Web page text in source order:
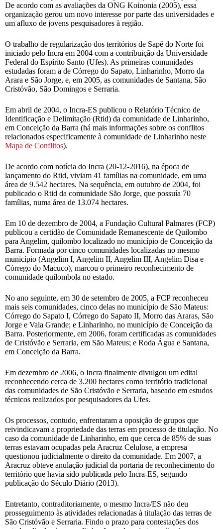
De acordo com as avaliações da ONG Koinonia (2005), essa
organização gerou um novo interesse por parte das universidades e
um afluxo de jovens pesquisadores à região.
O trabalho de regularização dos territórios de Sapê do Norte foi
iniciado pelo Incra em 2004 com a contribuição da Universidade
Federal do Espírito Santo (Ufes). As primeiras comunidades
estudadas foram a de Córrego do Sapato, Linharinho, Morro da
Arara e São Jorge, e, em 2005, as comunidades de Santana, São
Cristóvão, São Domingos e Serraria.
Em abril de 2004, o Incra-ES publicou o Relatório Técnico de
Identificação e Delimitação (Rtid) da comunidade de Linharinho,
em Conceição da Barra (há mais informações sobre os conflitos
relacionados especificamente à comunidade de Linharinho neste
Mapa de Conflitos).
De acordo com notícia do Incra (20-12-2016), na época de
lançamento do Rtid, viviam 41 famílias na comunidade, em uma
área de 9.542 hectares. Na sequência, em outubro de 2004, foi
publicado o Rtid da comunidade São Jorge, que possuía 70
famílias, numa área de 13.074 hectares.
Em 10 de dezembro de 2004, a Fundação Cultural Palmares (FCP)
publicou a certidão de Comunidade Remanescente de Quilombo
para Angelim, quilombo localizado no município de Conceição da
Barra. Formada por cinco comunidades localizadas no mesmo
município (Angelim I, Angelim II, Angelim III, Angelim Disa e
Córrego do Macuco), marcou o primeiro reconhecimento de
comunidade quilombola no estado.
No ano seguinte, em 30 de setembro de 2005, a FCP reconheceu
mais seis comunidades, cinco delas no município de São Mateus:
Córrego do Sapato I, Córrego do Sapato II, Morro das Araras, São
Jorge e Vala Grande; e Linharinho, no município de Conceição da
Barra. Posteriormente, em 2006, foram certificadas as comunidades
de Cristóvão e Serraria, em São Mateus; e Roda Água e Santana,
em Conceição da Barra.
Em dezembro de 2006, o Incra finalmente divulgou um edital
reconhecendo cerca de 3.200 hectares como território tradicional
das comunidades de São Cristóvão e Serraria, baseado em estudos
técnicos realizados por pesquisadores da Ufes.
Os processos, contudo, enfrentaram a oposição de grupos que
reivindicavam a propriedade das terras em processo de titulação. No
caso da comunidade de Linharinho, em que cerca de 85% de suas
terras estavam ocupadas pela Aracruz Celulose, a empresa
questionou judicialmente o direito da comunidade. Em 2007, a
Aracruz obteve anulação judicial da portaria de reconhecimento do
território que havia sido publicada pelo Incra-ES, segundo
publicação do Século Diário (2013).
Entretanto, contraditoriamente, o mesmo Incra/ES não deu
prosseguimento às atividades relacionadas à titulação das terras de
São Cristóvão e Serraria. Findo o prazo para contestações dos